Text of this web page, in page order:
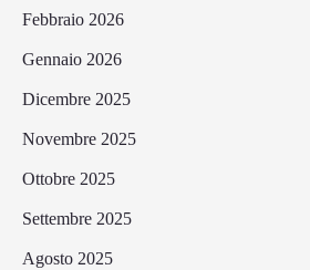
Febbraio 2026
Gennaio 2026
Dicembre 2025
Novembre 2025
Ottobre 2025
Settembre 2025
Agosto 2025